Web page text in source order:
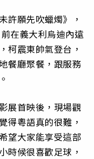
許願先吹蠟燭》，
在義大利烏迪內遠
柯震東帥氣登台，
餐廳聚餐，跟服務
展首映後，現場觀
得粵語真的很難，
望大家能享受這部
時候很喜歡足球，